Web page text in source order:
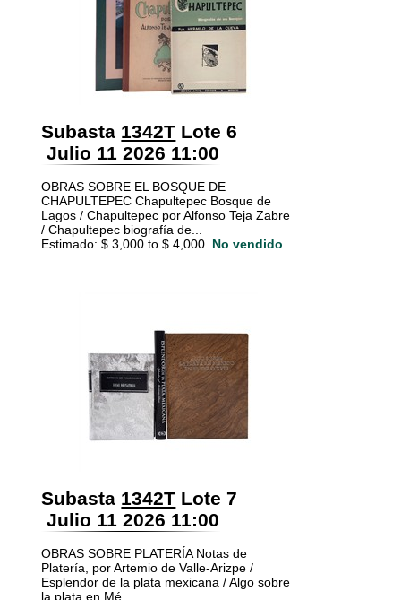
Subasta 1342T Lote 6
Julio 11 2026 11:00
OBRAS SOBRE EL BOSQUE DE
CHAPULTEPEC Chapultepec Bosque de
Lagos / Chapultepec por Alfonso Teja Zabre
/ Chapultepec biografía de...
Estimado: $ 3,000 to $ 4,000. No vendido
Subasta 1342T Lote 7
Julio 11 2026 11:00
OBRAS SOBRE PLATERÍA Notas de
Platería, por Artemio de Valle-Arizpe /
Esplendor de la plata mexicana / Algo sobre
la plata en Mé...